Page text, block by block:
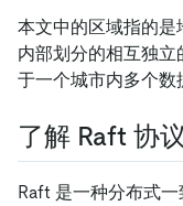
本文中的区域指的
内部划分的相互独
于一个城市内多个数
了解 Raft 协议
Raft 是一种分布式